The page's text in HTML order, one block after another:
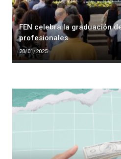
FEN celebra la graduación
profesionales
20/01/2025